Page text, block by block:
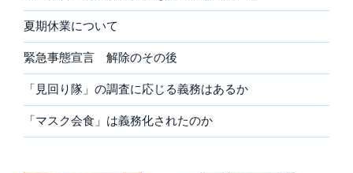
夏期休業について
緊急事態宣言 解除のその後
「見回り隊」の調査に応じる義務はあるか
「マスク会食」は義務化されたのか